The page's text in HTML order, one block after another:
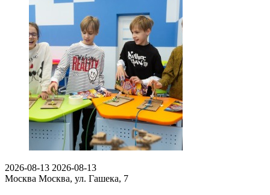
2026-08-13 2026-08-13
Москва Москва, ул. Гашека, 7